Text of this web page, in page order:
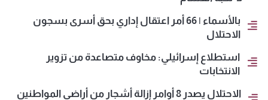
بالأسماء | 66 أمر اعتقال إداري بحق أسرى بسجون
الاحتلال
استطلاع إسرائيلي: مخاوف متصاعدة من تزوير
الانتخابات
الاحتلال يصدر 8 أوامر إزالة أشجار من أراضي المواطنين